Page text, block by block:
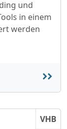
und
in einem
werden
VHB